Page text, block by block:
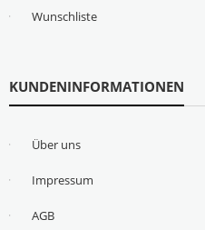
Wunschliste
KUNDENINFORMATIONEN
Über uns
Impressum
AGB